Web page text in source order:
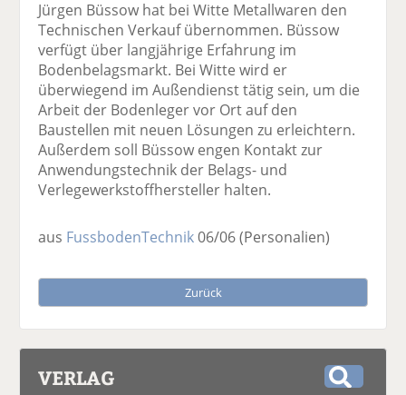
Jürgen Büssow hat bei Witte Metallwaren den
Technischen Verkauf übernommen. Büssow
verfügt über langjährige Erfahrung im
Bodenbelagsmarkt. Bei Witte wird er
überwiegend im Außendienst tätig sein, um die
Arbeit der Bodenleger vor Ort auf den
Baustellen mit neuen Lösungen zu erleichtern.
Außerdem soll Büssow engen Kontakt zur
Anwendungstechnik der Belags- und
Verlegewerkstoffhersteller halten.
aus FussbodenTechnik06/06(Personalien)
Zurück
VERLAG